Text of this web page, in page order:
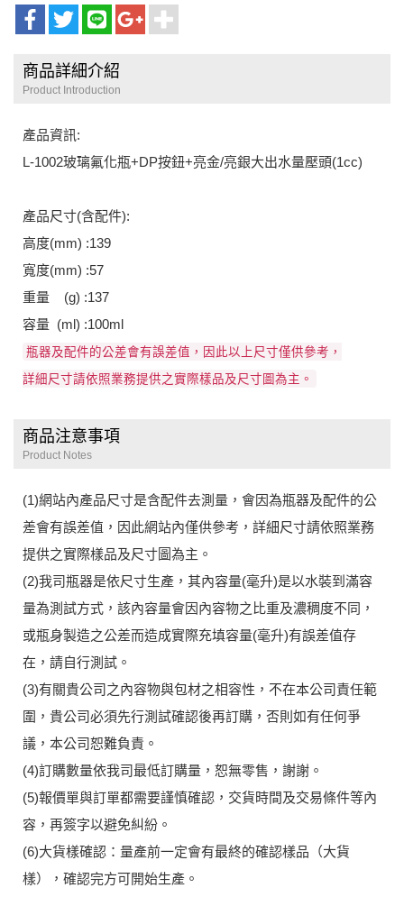
商品詳細介紹
Product Introduction
產品資訊:
L-1002玻璃氟化瓶+DP按鈕+亮金/亮銀大出水量壓頭(1cc)
產品尺寸(含配件):
高度(mm) :139
寬度(mm) :57
重量 (g) :137
容量 (ml) :100ml
瓶器及配件的公差會有誤差值，因此以上尺寸僅供參考，
詳細尺寸請依照業務提供之實際樣品及尺寸圖為主。
商品注意事項
Product Notes
(1)網站內產品尺寸是含配件去測量，會因為瓶器及配件的公
差會有誤差值，因此網站內僅供參考，詳細尺寸請依照業務
提供之實際樣品及尺寸圖為主。
(2)我司瓶器是依尺寸生產，其內容量(毫升)是以水裝到滿容
量為測試方式，該內容量會因內容物之比重及濃稠度不同，
或瓶身製造之公差而造成實際充填容量(毫升)有誤差值存
在，請自行測試。
(3)有關貴公司之內容物與包材之相容性，不在本公司責任範
圍，貴公司必須先行測試確認後再訂購，否則如有任何爭
議，本公司恕難負責。
(4)訂購數量依我司最低訂購量，恕無零售，謝謝。
(5)報價單與訂單都需要謹慎確認，交貨時間及交易條件等內
容，再簽字以避免糾紛。
(6)大貨樣確認：量產前一定會有最終的確認樣品（大貨
樣），確認完方可開始生產。